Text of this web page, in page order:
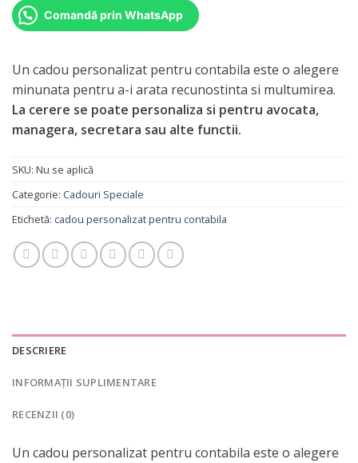
Comandă prin WhatsApp
Un cadou personalizat pentru contabila este o alegere
minunata pentru a-i arata recunostinta si multumirea.
La cerere se poate personaliza si pentru avocata,
managera, secretara sau alte functii.
SKU: Nu se aplică
Categorie: Cadouri Speciale
Etichetă: cadou personalizat pentru contabila
DESCRIERE
INFORMAȚII SUPLIMENTARE
RECENZII (0)
Un cadou personalizat pentru contabila este o alegere